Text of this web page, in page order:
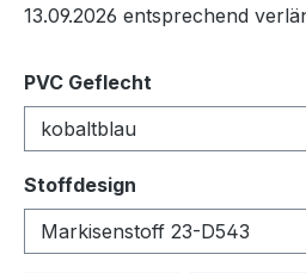
13.09.2026 entsprechend
PVC Geflecht
Stoffdesign